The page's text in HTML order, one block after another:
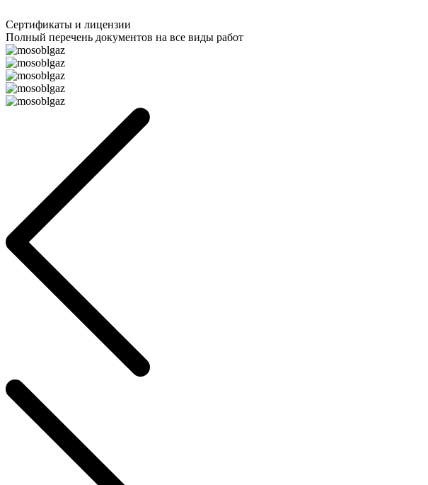
Сертификаты и лицензии
Полный перечень документов на все виды работ